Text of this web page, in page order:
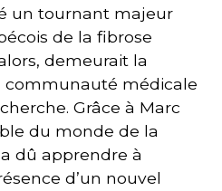
un tournant majeur
de la fibrose
demeurait la
communauté médicale
Grâce à Marc
du monde de la
dû apprendre à
d’un nouvel